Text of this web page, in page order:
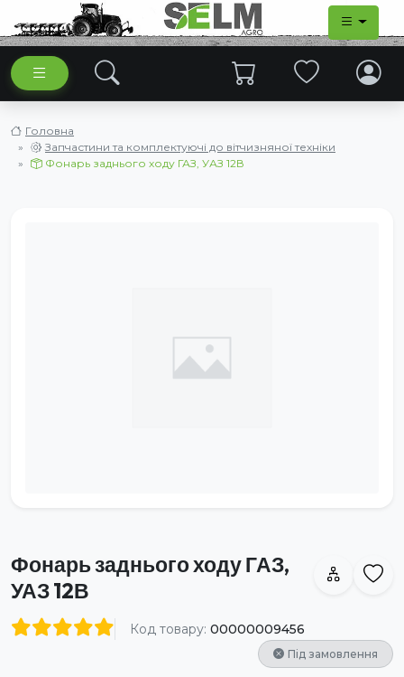
Головна
Запчастини та комплектуючі до вітчизняної техніки
Фонарь заднього ходу ГАЗ, УАЗ 12В
Фонарь заднього ходу ГАЗ,
УАЗ 12В
Код товару: 00000009456
Під замовлення